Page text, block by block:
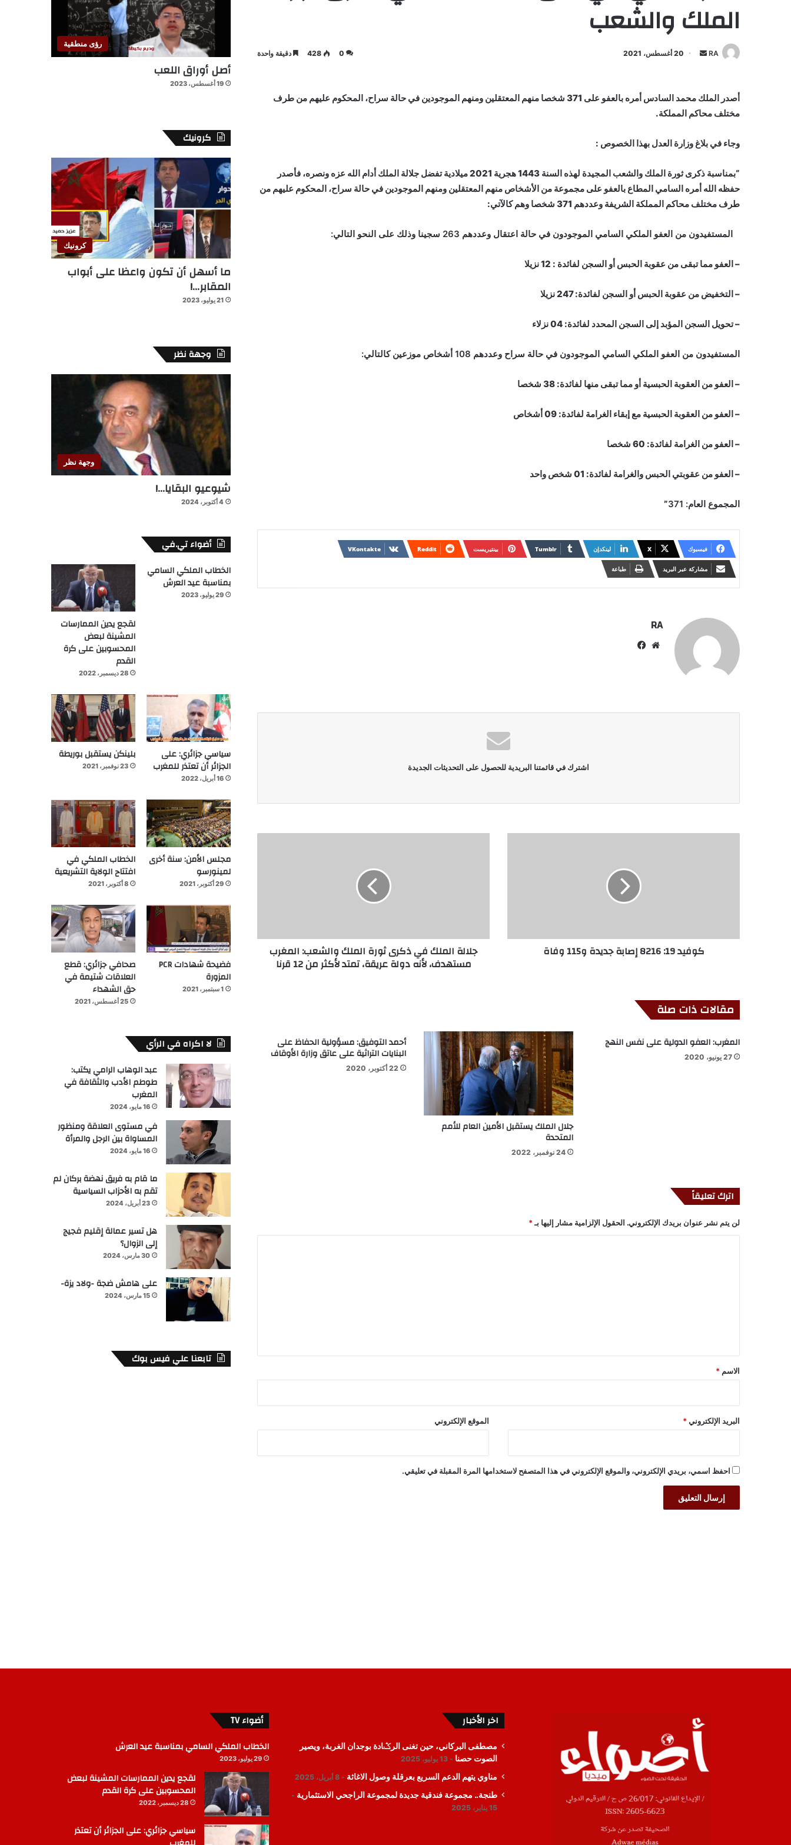
الملك والشعب
RA
أرسل 20 أغسطس، 2021 0
428 دقيقة واحدة
أصدر الملك محمد السادس أمره بالعفو على 371 شخصا منهم المعتقلين ومنهم الموجودين في حالة سراح، المحكوم عليهم من طرف
مختلف محاكم المملكة.
وجاء في بلاغ وزارة العدل بهذا الخصوص :
“بمناسبة ذكرى ثورة الملك والشعب المجيدة لهذه السنة 1443 هجرية 2021 ميلادية تفضل جلالة الملك أدام الله عزه ونصره، فأصدر
حفظه الله أمره السامي المطاع بالعفو على مجموعة من الأشخاص منهم المعتقلين ومنهم الموجودين في حالة سراح، المحكوم عليهم من
طرف مختلف محاكم المملكة الشريفة وعددهم 371 شخصا وهم كالآتي:
المستفيدون من العفو الملكي السامي الموجودون في حالة اعتقال وعددهم 263 سجينا وذلك على النحو التالي :
– العفو مما تبقى من عقوبة الحبس أو السجن لفائدة : 12 نزيلا
– التخفيض من عقوبة الحبس أو السجن لفائدة: 247 نزيلا
– تحويل السجن المؤبد إلى السجن المحدد لفائدة: 04 نزلاء
المستفيدون من العفو الملكي السامي الموجودون في حالة سراح وعددهم 108 أشخاص موزعين كالتالي :
– العفو من العقوبة الحبسية أو مما تبقى منها لفائدة: 38 شخصا
– العفو من العقوبة الحبسية مع إبقاء الغرامة لفائدة: 09 أشخاص
– العفو من الغرامة لفائدة: 60 شخصا
– العفو من عقوبتي الحبس والغرامة لفائدة: 01 شخص واحد
المجموع العام: 371 ”
فيسبوك X لينكدإن بينتيريست
مشاركة عبر البريد طباعة
RA
موقع
اشترك في قائمتنا البريدية للحصول على التحديثات الجديدة
كوفيد 19: 8216 إصابة جديدة و115 وفاة جلالة الملك في ذكرى ثورة الملك والشعب: المغرب
مستهدف، لأنه دولة عريقة، تمتد لأكثر من 12 قرنا
مقالات ذات صلة
المغرب: العفو الدولية على نفس النهج
27 يونيو، 2020
جلال الملك يستقبل الأمين العام للأمم
المتحدة
24 نوفمبر، 2022
أحمد التوفيق: مسؤولية الحفاظ على
البنايات التراثية على عاتق وزارة الأوقاف
22 أكتوبر، 2020
اترك تعليقاً
لن يتم نشر عنوان بريدك الإلكتروني. الحقول الإلزامية مشار إليها بـ *
*
الاسم *
البريد الإلكتروني * الموقع الإلكتروني
احفظ اسمي، بريدي الإلكتروني، والموقع الإلكتروني في هذا المتصفح لاستخدامها المرة المقبلة في تعليقي.
رؤى منطقية
أصل أوراق اللعب
19 أغسطس، 2023
كرونيك
كرونيك
ما أسهل أن تكون واعظا على أبواب
المقابر…!
21 يوليو، 2023
وجهة نظر
وجهة نظر
شيوعيو البقايا…!
4 أكتوبر، 2024
أضواء تي.في
الخطاب الملكي السامي
بمناسبة عيد العرش
29 يوليو، 2023
لقجع يدين الممارسات
المشينة لبعض
المحسوبين على كرة
القدم
28 ديسمبر، 2022
سياسي جزائري: على
الجزائر أن تعتذر للمغرب
16 أبريل، 2022
بلينكن يستقبل بوريطة
23 نوفمبر، 2021
مجلس الأمن: سنة أخرى
لمينورسو
29 أكتوبر، 2021
الخطاب الملكي في
افتتاح الولاية التشريعية
8 أكتوبر، 2021
فضيحة شهادات PCR
المزورة
1 سبتمبر، 2021
صحافي جزائري: قطع
العلاقات شتيمة في
حق الشهداء
25 أغسطس، 2021
لا اكراه في الرأي
عبد الوهاب الرامي يكتب:
طوطم الأدب والثقافة في
المغرب
16 مايو، 2024
في مستوى العلاقة ومنظور
المساواة بين الرجل والمرأة
16 مايو، 2024
ما قام به فريق نهضة بركان لم
تقم به الأحزاب السياسية
23 أبريل، 2024
هل تسير عمالة إقليم فجيج
إلى الزوال؟
30 مارس، 2024
على هامش ضجة -ولاد يزة-
15 مارس، 2024
تابعنا علي فيس بوك
اخر الأخبار
مصطفى البركاني، حين تغنى الرݣادة بوجدان الغربة، ويصير
الصوت حصنا
13 يوليو، 2025
مناوي يتهم الدعم السريع بعرقلة وصول الاغاثة 8 أبريل، 2025
طنجة.. مجموعة فندقية جديدة لمجموعة الراجحي الاستثمارية
15 يناير، 2025
أضواء TV
الخطاب الملكي السامي بمناسبة عيد العرش
29 يوليو، 2023
لقجع يدين الممارسات المشينة لبعض
المحسوبين على كرة القدم
28 ديسمبر، 2022
سياسي جزائري: على الجزائر أن تعتذر